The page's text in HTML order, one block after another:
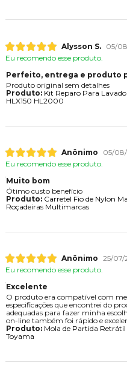
Alysson S.
05/
Eu recomendo esse produto.
Perfeito, entrega e produto
Produto original sem detalhes
Produto:Kit Reparo Para
HLX150 HL2000
Anônimo
05/
Eu recomendo esse produto.
Muito bom
Ótimo custo benefício
Produto:Carretel Fio de Nylon
Roçadeiras Multimarcas
Anônimo 25/07/
Eu recomendo esse produto.
Excelente
O produto era compatível com
especificações que encontrei do
adequadas para fazer minha
on-line também foi rápido e
Produto:Mola de Partida Retrátil
Toyama